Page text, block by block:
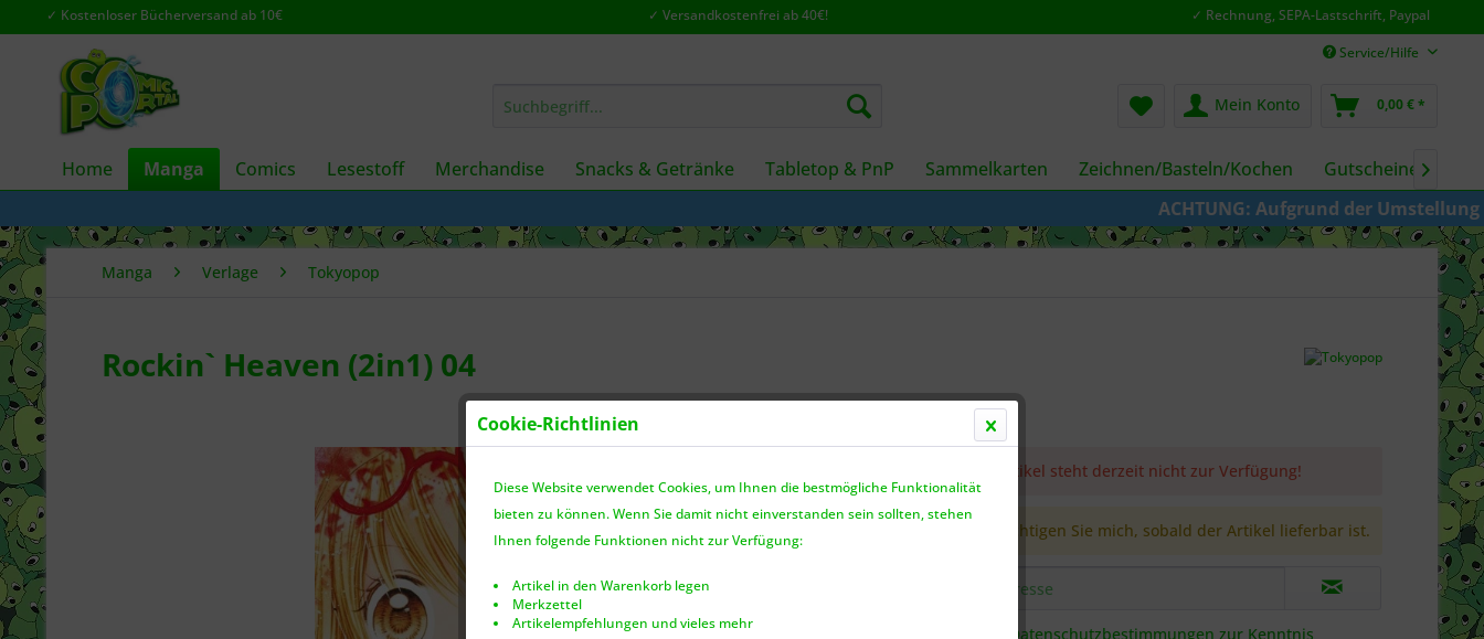
✓ Kostenloser Bücherversand ab 10€ ✓ Versandkostenfrei ab 40€!
✓ Rechnung, SEPA-Lastschrift, Paypal
Service/Hilfe
Mein Konto 0,00 € *
Home Manga Comics Lesestoff Merchandise Snacks & Getränke Tabletop & PnP Sammelkarten Zeichnen/Basteln/Kochen Gutscheine 
ACHTUNG: Aufgrund der Umstellung
Manga Verlage Tokyopop
Rockin` Heaven (2in1) 04
Dieser Artikel steht derzeit nicht zur Verfügung!
Benachrichtigen Sie mich, sobald der Artikel lieferbar ist.
Datenschutzbestimmungen zur Kenntnis
Cookie-Richtlinien
Diese Website verwendet Cookies, um Ihnen die bestmögliche Funktionalität
bieten zu können. Wenn Sie damit nicht einverstanden sein sollten, stehen
Ihnen folgende Funktionen nicht zur Verfügung:
Artikel in den Warenkorb legen
Merkzettel
Artikelempfehlungen und vieles mehr